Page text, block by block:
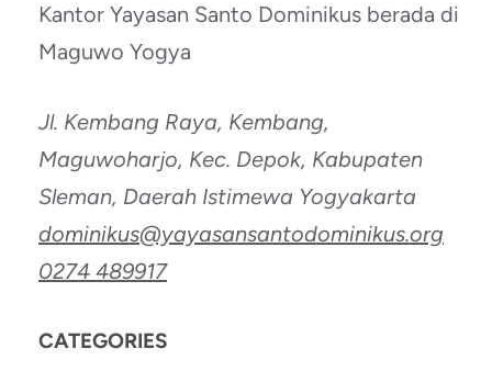
Kantor Yayasan Santo Dominikus berada di
Maguwo Yogya
Jl. Kembang Raya, Kembang,
Maguwoharjo, Kec. Depok, Kabupaten
Sleman, Daerah Istimewa Yogyakarta
dominikus@yayasansantodominikus.org
0274 489917
CATEGORIES